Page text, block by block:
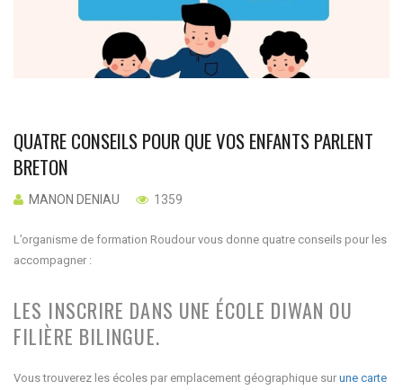
QUATRE CONSEILS POUR QUE VOS ENFANTS PARLENT
BRETON
MANON DENIAU 1359
L’organisme de formation Roudour vous donne quatre conseils pour les
accompagner :
LES INSCRIRE DANS UNE ÉCOLE DIWAN OU
FILIÈRE BILINGUE.
Vous trouverez les écoles par emplacement géographique sur une carte